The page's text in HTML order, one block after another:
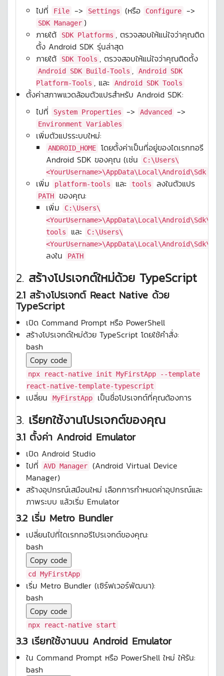
ไปที่
File -> Settings (หรือ Configure ->
SDK Manager )
ภายใต้
SDK Platforms , ตรวจสอบให้แน่ใจว่าคุณติด
ตั้ง Android SDK รุ่นล่าสุด
ภายใต้
SDK Tools , ตรวจสอบให้แน่ใจว่าคุณติดตั้ง
Android SDK Build-Tools ,
Android SDK
Platform-Tools , และ Android SDK Tools
ตั้งค่าสภาพแวดล้อมตัวแปรสำหรับ Android SDK:
ไปที่
System Properties -> Advanced ->
Environment Variables
เพิ่มตัวแปรระบบใหม่:
ANDROID_HOME
โดยตั้งค่าเป็นที่อยู่ของไดเรกทอรี
Android SDK ของคุณ (เช่น
C:\Users\
<YourUsername>\AppData\Local\Android\Sdk
เพิ่ม
platform-tools และ tools ลงในตัวแปร
PATH
ของคุณ:
เพิ่ม
C:\Users\
tools
และ
C:\Users\
ลงใน PATH
2. สร้างโปรเจกต์ใหม่ด้วย TypeScript
2.1 สร้างโปรเจกต์ React Native ด้วย
TypeScript
เปิด Command Prompt หรือ PowerShell
สร้างโปรเจกต์ใหม่ด้วย TypeScript โดยใช้คำสั่ง:
bash
Copy code
npx react-native init MyFirstApp --template
react-native-template-typescript
เปลี่ยน MyFirstApp เป็นชื่อโปรเจกต์ที่คุณต้องการ
3. เรียกใช้งานโปรเจกต์ของคุณ
3.1 ตั้งค่า Android Emulator
เปิด Android Studio
ไปที่
AVD Manager
(Android Virtual Device
Manager)
สร้างอุปกรณ์เสมือนใหม่ เลือกการกำหนดค่าอุปกรณ์และ
ภาพระบบ แล้วเริ่ม Emulator
3.2 เริ่ม Metro Bundler
เปลี่ยนไปที่ไดเรกทอรีโปรเจกต์ของคุณ:
bash
Copy code
cd MyFirstApp
เริ่ม Metro Bundler (เซิร์ฟเวอร์พัฒนา):
bash
Copy code
npx react-native start
3.3 เรียกใช้งานบน Android Emulator
ใน Command Prompt หรือ PowerShell ใหม่ ให้รัน:
bash